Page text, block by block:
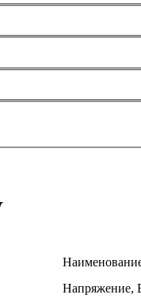
Напряжение,